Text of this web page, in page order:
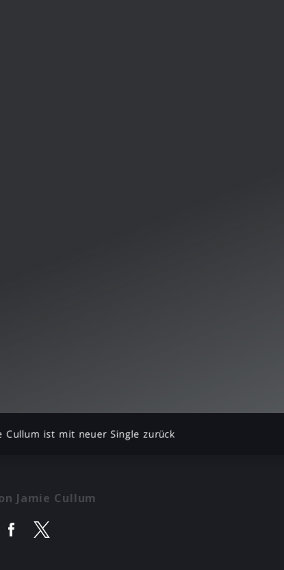
Cullum ist mit neuer Single zurück
Jamie Cullum